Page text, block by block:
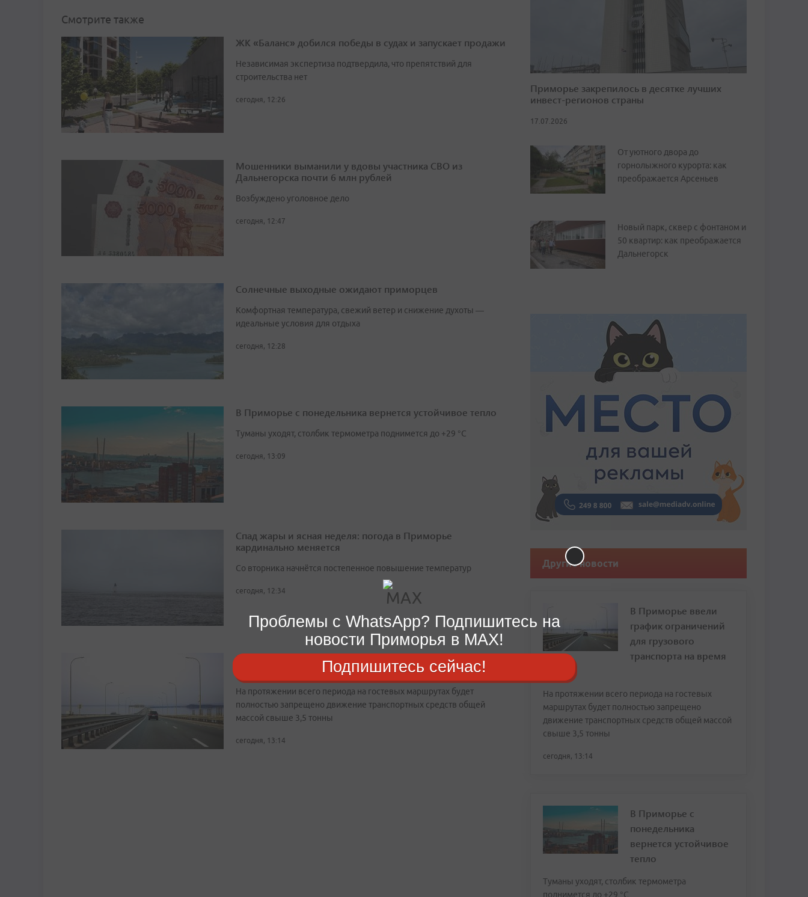
Смотрите также
ЖК «Баланс» добился победы в судах и запускает продажи
Независимая экспертиза подтвердила, что препятствий для
строительства нет
сегодня, 12:26
Мошенники выманили у вдовы участника СВО из
Дальнегорска почти 6 млн рублей
Возбуждено уголовное дело
сегодня, 12:47
Солнечные выходные ожидают приморцев
Комфортная температура, свежий ветер и снижение духоты —
идеальные условия для отдыха
сегодня, 12:28
В Приморье с понедельника вернется устойчивое тепло
Туманы уходят, столбик термометра поднимется до +29 °С
сегодня, 13:09
Спад жары и ясная неделя: погода в Приморье
кардинально меняется
Со вторника начнётся постепенное повышение температур
сегодня, 12:34
В Приморье ввели график ограничений для грузового
транспорта на время ВЭФ
На протяжении всего периода на гостевых маршрутах будет
полностью запрещено движение транспортных средств общей
массой свыше 3,5 тонны
сегодня, 13:14
Приморье закрепилось в десятке лучших
инвест-регионов страны
17.07.2026
От уютного двора до
горнолыжного курорта: как
преображается Арсеньев
Новый парк, сквер с фонтаном и
50 квартир: как преображается
Дальнегорск
Другие новости
В Приморье ввели
график ограничений
для грузового
транспорта на время
На протяжении всего периода на гостевых
маршрутах будет полностью запрещено
движение транспортных средств общей массой
свыше 3,5 тонны
сегодня, 13:14
В Приморье с
понедельника
вернется устойчивое
тепло
Туманы уходят, столбик термометра
поднимется до +29 °С
Проблемы с WhatsApp? Подпишитесь на
новости Приморья в MAX!
Подпишитесь сейчас!